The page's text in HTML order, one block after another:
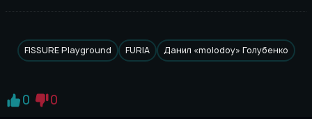
FISSURE Playground FURIA Данил «molodoy» Голубенко
0 0